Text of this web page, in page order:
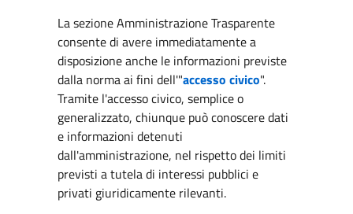
La sezione Amministrazione Trasparente
consente di avere immediatamente a
disposizione anche le informazioni previste
dalla norma ai fini dell'"accesso civico".
Tramite l'accesso civico, semplice o
generalizzato, chiunque può conoscere dati
e informazioni detenuti
dall'amministrazione, nel rispetto dei limiti
previsti a tutela di interessi pubblici e
privati giuridicamente rilevanti.